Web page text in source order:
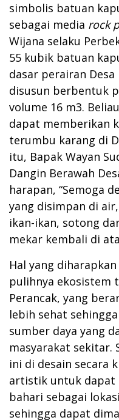
simbolis batuan
sebagai media rock
Wijana selaku
55 kubik batuan
dasar perairan Desa
disusun berbentuk
volume 16 m3.
dapat memberikan
terumbu karang di
itu, Bapak Wayan
Dangin Berawah
harapan, “Semoga
yang disimpan di
ikan-ikan, sotong
mekar kembali di
Hal yang
pulihnya ekosistem
Perancak, yang
lebih sehat
sumber daya yang
masyarakat sekitar.
ini di desain secara
artistik untuk dapat
bahari sebagai
sehingga dapat